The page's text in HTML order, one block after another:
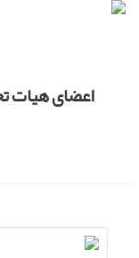
اعضای هیات